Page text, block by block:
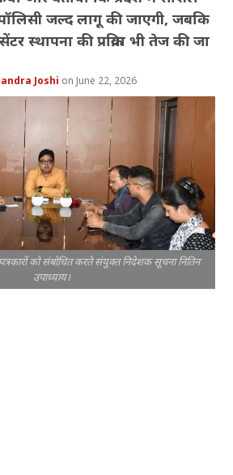
जल्द लागू की जाएगी, जबकि
स्थापना की प्रक्रिया भी तेज की जा
Joshi June 22, 2026
को संबोधित करते संयुक्त निदेशक सूचना नितिन
उपाध्याय।